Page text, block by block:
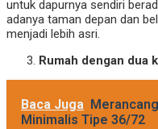
untuk dapurnya sendiri
adanya taman depan dan
menjadi lebih asri.
Rumah dengan dua
Baca Juga
Minimalis Tipe 36/72